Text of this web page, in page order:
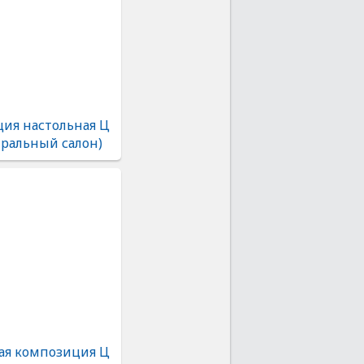
настольная Ц
салон)
композиция Ц